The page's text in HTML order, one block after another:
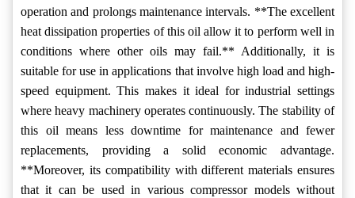
operation and prolongs maintenance intervals. **The excellent
heat dissipation properties of this oil allow it to perform well in
conditions where other oils may fail.** Additionally, it is
suitable for use in applications that involve high load and high-
speed equipment. This makes it ideal for industrial settings
where heavy machinery operates continuously. The stability of
this oil means less downtime for maintenance and fewer
replacements, providing a solid economic advantage.
**Moreover, its compatibility with different materials ensures
that it can be used in various compressor models without